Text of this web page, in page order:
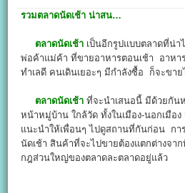
รวมตลาดนัดเช้า น่าสน…
ตลาดนัดเช้า เป็นอีกรูปแบบตลาดที่น่
พ่อค้าแม่ค้า ที่ขายอาหารตอนเช้า อาหา
ทำเลดี คนเดินเยอะๆ มีกำลังซื้อ ก็จะขาย
ตลาดนัดเช้า ที่จะนำเสนอนี้ มีด้วยกัน
หน้าหมู่บ้าน ใกล้วัด ทั้งในเมือง-นอกเมือ
แนะนำให้เพื่อนๆ ไปดูสถานที่กันก่อน กา
นัดเช้า สินค้าที่จะไปขายต้องแตกต่างจา
กฎส่วนใหญ่ของตลาดละตลาดอยู่แล้ว